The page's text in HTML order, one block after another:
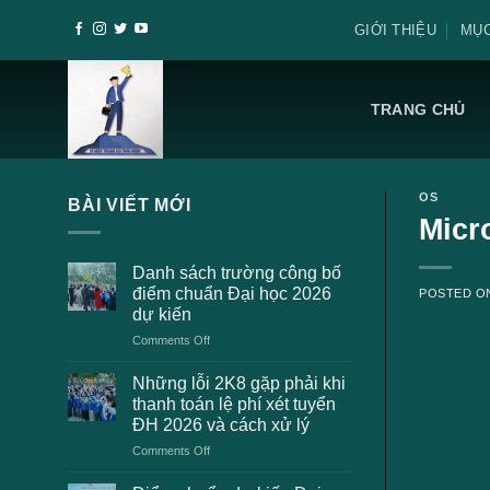
GIỚI THIỆU
TRANG CHỦ
BÀI VIẾT MỚI
Danh sách trường công bố
điểm chuẩn Đại học 2026
dự kiến
Comments Offon
sách
trường
công
bố
điểm
Đại
Những lỗi 2K8 gặp phải khi
thanh toán lệ phí xét tuyển
ĐH 2026 và cách xử lý
Comments Offon
lỗi
OS
POSTED